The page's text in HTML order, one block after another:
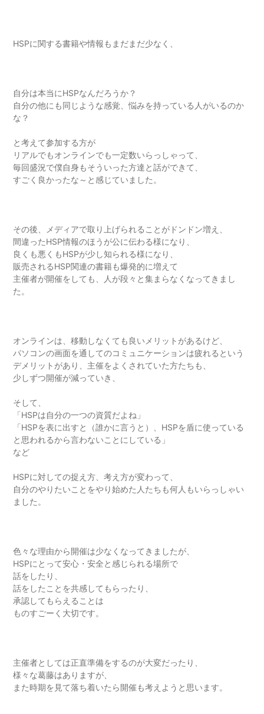
HSPに関する書籍や情報もまだまだ少なく、
自分は本当にHSPなんだろうか？
自分の他にも同じような感覚、悩みを持っている人がいるのか
な？
と考えて参加する方が
リアルでもオンラインでも一定数いらっしゃって、
毎回盛況で僕自身もそういった方達と話ができて、
すごく良かったな～と感じていました。
その後、メディアで取り上げられることがドンドン増え、
間違ったHSP情報のほうが公に伝わる様になり、
良くも悪くもHSPが少し知られる様になり、
販売されるHSP関連の書籍も爆発的に増えて
主催者が開催をしても、人が段々と集まらなくなってきまし
た。
オンラインは、移動しなくても良いメリットがあるけど、
パソコンの画面を通してのコミュニケーションは疲れるという
デメリットがあり、主催をよくされていた方たちも、
少しずつ開催が減っていき、
そして、
「HSPは自分の一つの資質だよね」
「HSPを表に出すと（誰かに言うと）、HSPを盾に使っている
と思われるから言わないことにしている」
など
HSPに対しての捉え方、考え方が変わって、
自分のやりたいことをやり始めた人たちも何人もいらっしゃい
ました。
色々な理由から開催は少なくなってきましたが、
HSPにとって安心・安全と感じられる場所で
話をしたり、
話をしたことを共感してもらったり、
承認してもらえることは
ものすごーく大切です。
主催者としては正直準備をするのが大変だったり、
様々な葛藤はありますが、
また時期を見て落ち着いたら開催も考えようと思います。